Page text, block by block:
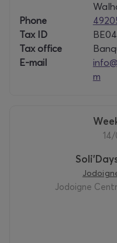
Phone
Tax ID
Tax office
E-mail
m
Jodoigne